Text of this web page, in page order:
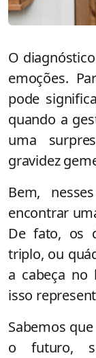
O
emoções.
pode
quando a
uma
gravidez
Bem,
encontrar
De fato, os
triplo, ou
a cabeça no
isso
Sabemos
o futuro,